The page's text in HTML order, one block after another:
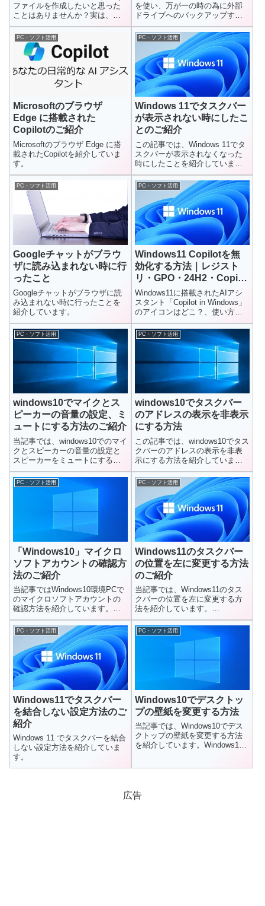
ファイルを作成したいと思った
ことはありませんか？実は、か
つては標準機能として搭載さ...
を使い、万が一の時の為に外部
ドライブへのバックアップすこ
とを紹介しています。
PC・ソフト活用
Microsoftのブラウザ
Edge に搭載された
Copilotのご紹介
Microsoftのブラウザ Edge に搭
載されたCopilotを紹介していま
す。
PC・ソフト活用
Windows 11でタスクバー
が表示されない時にしたこ
とのご紹介
この記事では、Windows 11でタ
スクバーが表示されなくなった
時にしたことを紹介していま
す。
PC・ソフト活用
Googleチャットがブラウ
ザに読み込まれない時に行
ったこと
Googleチャットがブラウザに読
み込まれない時に行ったことを
紹介しています。
PC・ソフト活用
Windows11 Copilotを無
効化する方法｜レジスト
リ・GPO・24H2・Copilot
キーまで完全解説
Windows11に搭載されたAIアシ
スタント「Copilot in Windows」
のアイコンはどこ？、使い方に
ついて紹介しています。お役に
たてたら幸いです。
PC・ソフト活用
windows10でマイクとス
ピーカーの音量の設定、ミ
ュートにする方法のご紹介
当記事では、windows10でのマイ
クとスピーカーの音量の設定と
スピーカーをミュートにする方
法を紹介しています。新型コ...
PC・ソフト活用
windows10でタスクバー
のアドレスの表示を非表示
にする方法
この記事では、windows10でタス
クバーのアドレスの表示を非表
示にする方法を紹介していま
す。タスクバーに「アドレ
ス」...
PC・ソフト活用
「Windows10」マイクロ
ソフトアカウントの確認方
法のご紹介
当記事ではWindows10環境PCで
のマイクロソフトアカウントの
確認方法を紹介しています。忘
れてしまい調べる方法はなに...
PC・ソフト活用
Windows11のタスクバー
の位置を左に変更する方法
のご紹介
当記事では、Windows11のタス
クバーの位置を左に変更する方
法を紹介しています。
Windows11のタスクバーの位
置...
PC・ソフト活用
Windows11でタスクバー
を結合しない設定方法のご
紹介
Windows 11 でタスクバーを結合
しない設定方法を紹介していま
す。
PC・ソフト活用
Windows10でデスクトッ
プの壁紙を変更する方法
当記事では、Windows10でデス
クトップの壁紙を変更する方法
を紹介しています。Windows10
広告